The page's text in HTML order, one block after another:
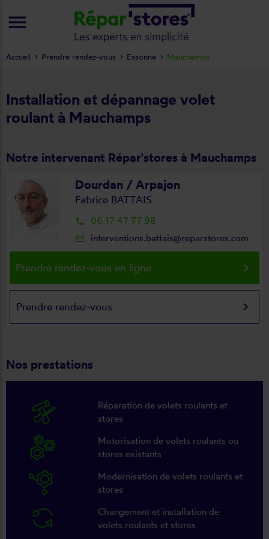
Installation et dépannage volet
roulant à Mauchamps
Notre intervenant Répar'stores à Mauchamps
Dourdan / Arpajon
Fabrice BATTAIS
local_phone 06 17 47 77 98
mail_outline interventions.battais@reparstores.com
Prendre rendez-vous en ligne keyboard_arrow_right
Prendre rendez-vous keyboard_arrow_right
Nos prestations
Réparation de volets roulants et
stores
Motorisation de volets roulants ou
stores existants
Modernisation de volets roulants et
stores
Changement et installation de
volets roulants et stores
Accueil Prendre rendez-vous Essonne Mauchamps
menu